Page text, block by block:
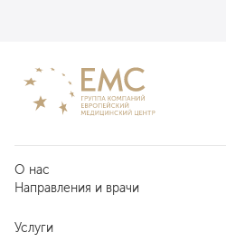
О нас
Отзывы пациентов
О клинике
Направления и врачи
Направления
Услуги